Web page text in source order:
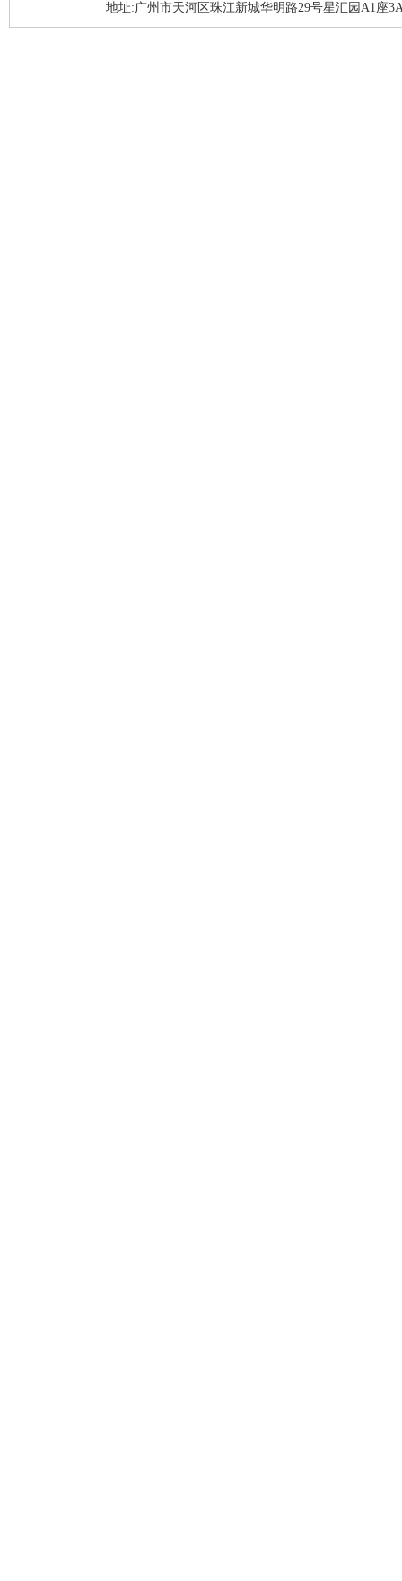
地址:广州市天河区珠江新城华明路29号星汇园A1座